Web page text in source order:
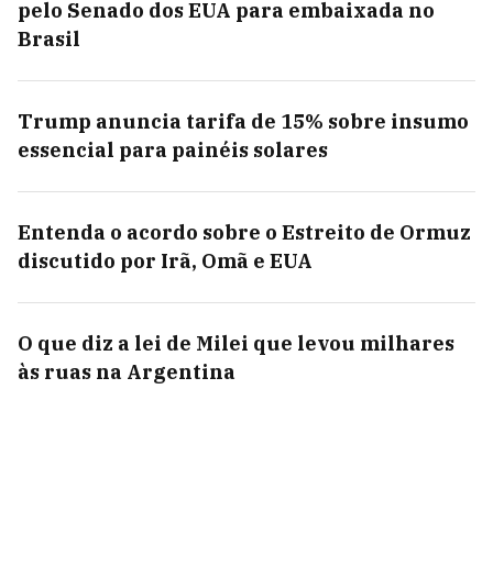
pelo Senado dos EUA para embaixada no
Brasil
Trump anuncia tarifa de 15% sobre insumo
essencial para painéis solares
Entenda o acordo sobre o Estreito de Ormuz
discutido por Irã, Omã e EUA
O que diz a lei de Milei que levou milhares
às ruas na Argentina